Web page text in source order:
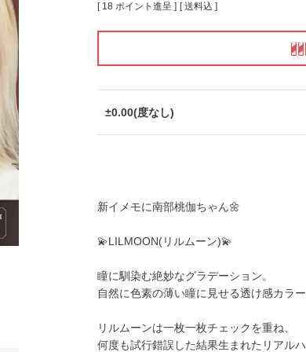
[ 18 ポイント進呈 ] 送料込
±0.00(度なし)
新イメモに南部桃伽ちゃん🌼
💫LILMOON(リルムーン)💫
瞳に馴染む絶妙なグラデーション。
自然に色素の薄い瞳に見せる透け感カラー
リルムーンは一枚一枚チェックを重ね、
何度も試行錯誤した結果生まれたリアルハ